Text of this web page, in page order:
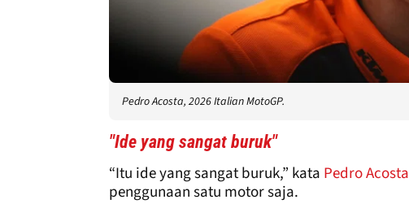
Pedro Acosta, 2026 Italian MotoGP.
"Ide yang sangat buruk"
“Itu ide yang sangat buruk,” kata Pedro Acosta
penggunaan satu motor saja.